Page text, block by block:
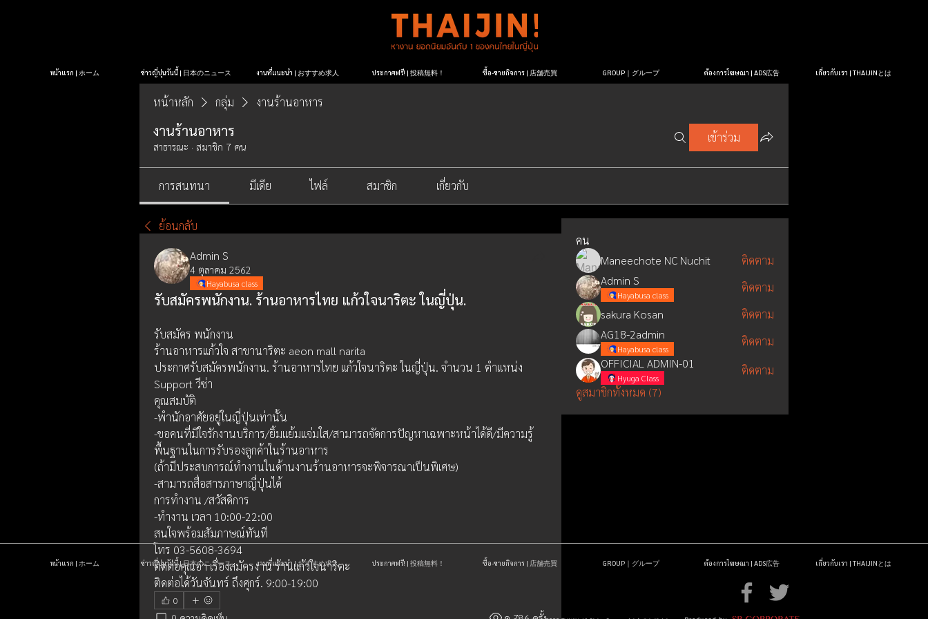
หน้าแรก | ホーム ข่าวญี่ปุ่นวันนี้ | 日本のニュース งานที่แนะนำ | おすすめ求人 ประกาศฟรี! | 投稿無料！ ซื้อ-ขายกิจการ | 店舗売買 GROUP｜グループ ต้องการโฆษณา | ADS広告 เกี่ยวกับเรา | THAIJINとは
หน้าหลัก กลุ่ม งานร้านอาหาร
งานร้านอาหาร
สาธารณะ · สมาชิก 7 คน
เข้าร่วม
การสนทนา มีเดีย ไฟล์ สมาชิก เกี่ยวกับ
ย้อนกลับ
Admin S
4 ตุลาคม 2562
Hayabusa class
รับสมัครพนักงาน. ร้านอาหารไทย แก้วใจนาริตะ ในญี่ปุ่น.
รับสมัคร พนักงาน
ร้านอาหารแก้วใจ สาขานาริตะ aeon mall narita
ประกาศรับสมัครพนักงาน. ร้านอาหารไทย แก้วใจนาริตะ ในญี่ปุ่น. จำนวน 1 ตำแหน่ง
Support วีซ่า
คุณสมบัติ
-พำนักอาศัยอยู่ในญี่ปุ่นเท่านั้น
-ขอคนที่มีใจรักงานบริการ/ยิ้มแย้มแจ่มใส/สามารถจัดการปัญหาเฉพาะหน้าได้ดี/มีความรู้
พื้นฐานในการรับรองลูกค้าในร้านอาหาร
(ถ้ามีประสบการณ์ทำงานในด้านงานร้านอาหารจะพิจารณาเป็นพิเศษ)
-สามารถสื่อสารภาษาญี่ปุ่นได้
การทำงาน /สวัสดิการ
-ทำงาน เวลา 10:00-22:00
สนใจพร้อมสัมภาษณ์ทันที
โทร 03-5608-3694
ติดต่อคุณอ๋า เรื่องสมัครงาน ร้านแก้วใจนาริตะ
ติดต่อได้วันจันทร์ ถึงศุกร์. 9:00-19:00
0
คน
Maneechote NC Nuchit
ติดตาม
Admin S
Hayabusa class
ติดตาม
sakura Kosan
ติดตาม
AG18-2admin
Hayabusa class
ติดตาม
OFFICIAL ADMIN-01
Hyuga Class
ติดตาม
ดูสมาชิกทั้งหมด (7)
หน้าแรก | ホーム ข่าวญี่ปุ่นวันนี้ | 日本のニュース งานที่แนะนำ | おすすめ求人 ประกาศฟรี! | 投稿無料！ ซื้อ-ขายกิจการ | 店舗売買 GROUP｜グループ ต้องการโฆษณา | ADS広告 เกี่ยวกับเรา | THAIJINとは